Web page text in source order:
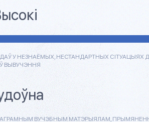
У НЕЗНАЁМЫХ, НЕСТАНДАРТНЫХ
ВЫВУЧЭННЯ
ВУЧЭБНЫМ МАТЭРЫЯЛАМ,